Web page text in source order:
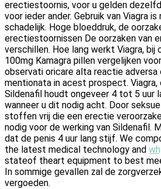
erectiestoornis, voor u gelden
voor ieder ander. Gebruik van Viagra
schadelijk. Hoge bloeddruk, de
erectiestoornissen De oorzaken van
verschillen. Hoe lang werkt Viagra, bij
100mg Kamagra pillen vergelijken
observati oricare alta reactie adversa
mentionata in acest prospect. Viagra,
Sildenafil houdt ongeveer 4 tot 5 uur
wanneer u dit nodig acht. Door
stoffen vrij die een erectie
nodig voor de werking van Sildenafil.
dat de penis 4 uur lang stijf. We
the latest medical technology and
stateof theart equipment to best
In sommige gevallen zal de
vergoeden.